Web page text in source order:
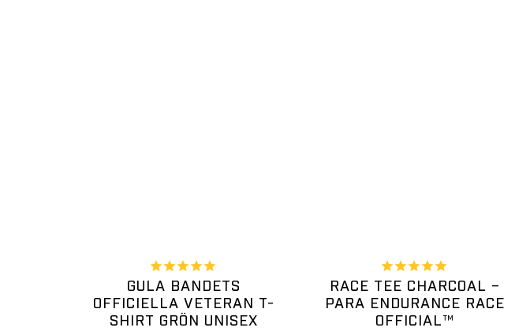
GULA BANDETS
OFFICIELLA VETERAN T-
SHIRT GRÖN UNISEX
RACE TEE CHARCOAL –
PARA ENDURANCE RACE
OFFICIAL™